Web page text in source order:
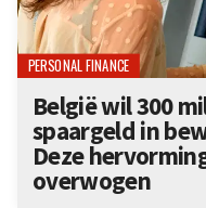
PERSONAL FINANCE
België wil 300
spaargeld in
Deze
overwogen